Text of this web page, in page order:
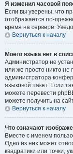
Я изменил часовой
Если вы уверены, что
отображается по-
время на сервере.
Вернуться к началу
Моего языка нет в
Администратор не
или же просто никто не
администратора
языковой пакет. Если
можете перевести
можете получить на
Вернуться к началу
Что означают
Вместе с именем
Одно из них может
квадратики или точки,